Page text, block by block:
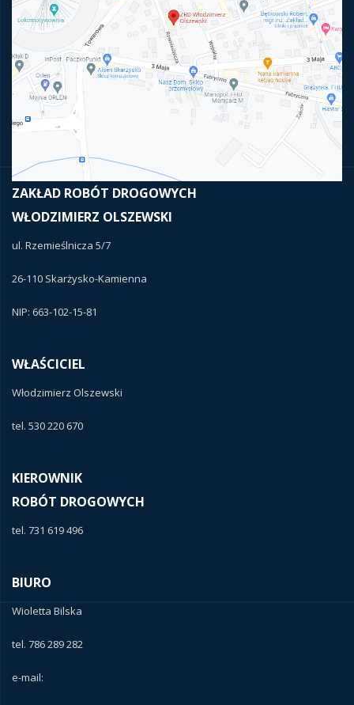
ZAKŁAD ROBÓT DROGOWYCH
WŁODZIMIERZ OLSZEWSKI
ul. Rzemieślnicza 5/7
26-110 Skarżysko-Kamienna
NIP: 663-102-15-81
WŁAŚCICIEL
Włodzimierz Olszewski
tel. 530 220 670
KIEROWNIK
ROBÓT DROGOWYCH
tel. 731 619 496
BIURO
Wioletta Bilska
tel. 786 289 282
e-mail: